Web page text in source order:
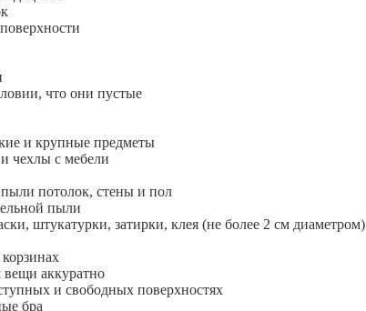
что они пустые
и крупные предметы
чехлы с мебели
потолок, стены и пол
пыли
штукатурки, затирки, клея (не более 2 см диаметром)
вещи аккуратно
и свободных поверхностях
бра